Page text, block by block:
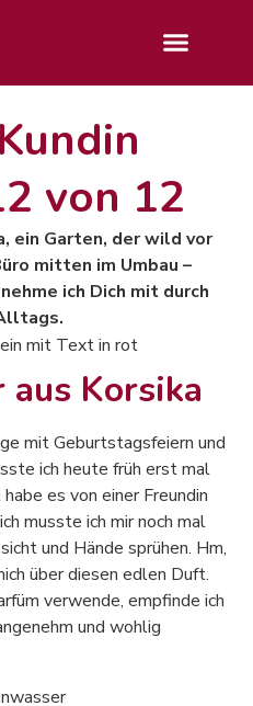
von 12
ein Garten, der wild vor
mitten im Umbau –
ich Dich mit durch
aus Korsika
mit Geburtstagsfeiern und
ich heute früh erst mal
es von einer Freundin
musste ich mir noch mal
und Hände sprühen. Hm,
über diesen edlen Duft.
verwende, empfinde ich
und wohlig